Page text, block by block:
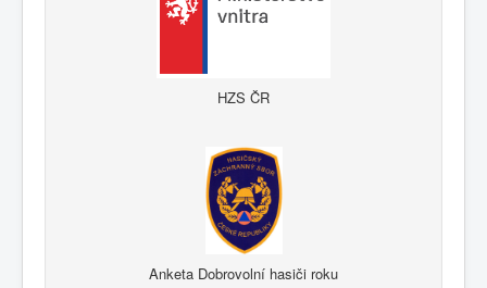
HZS ČR
Anketa Dobrovolní hasiči roku